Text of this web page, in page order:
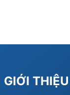
GIỚI THIỆU